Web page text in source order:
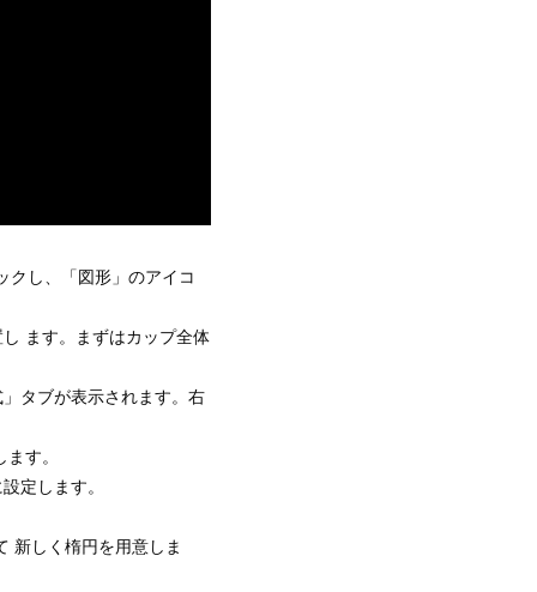
クし、「図形」のアイコ
ます。まずはカップ全体
タブが表示されます。右
す。
定します。
新しく楕円を用意しま